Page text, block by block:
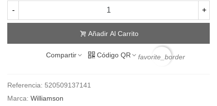
- +
Añadir Al Carrito
Compartir Código QR favorite_border
Referencia: 520509137141
Marca: Williamson